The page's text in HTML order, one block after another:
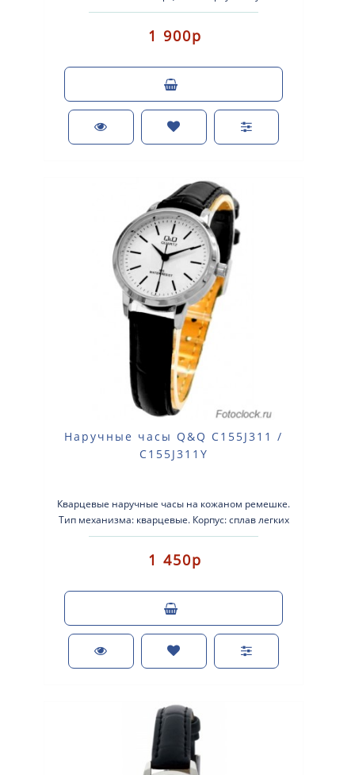
покрытием. Кожаный ремешок. Сте..
1 900р
Наручные часы Q&Q C155J311 /
C155J311Y
Кварцевые наручные часы на кожаном ремешке.
Тип механизма: кварцевые. Корпус: сплав легких
металлов с серебристым покрытием. Кожан..
1 450р